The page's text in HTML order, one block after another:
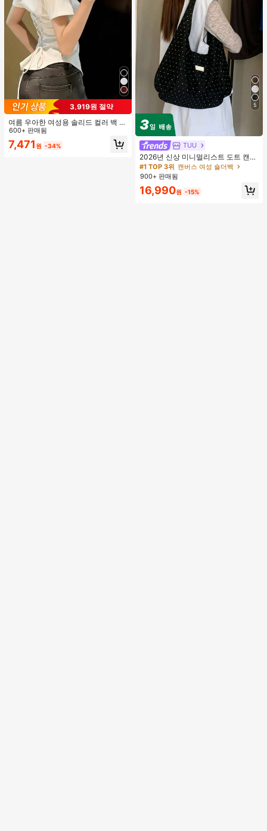
3,919원 절약
여름 우아한 여성용 솔리드 컬러 백 타
이 셔츠 (참고: 가볍고 통기성 있는 얇
은 스타일) 허리 드로스트링 디자인 화
이트, 조용한 럭셔리
600+ 판매됨
7,471 원 -34%
5
TUU
2026년 신상 미니멀리스트 도트 캔버
스 토트백, 대용량 캐주얼 다용도 통근
숄더 핸드백
#1 TOP 3위 캔버스 여성 숄더백
900+ 판매됨
16,990원 -15%